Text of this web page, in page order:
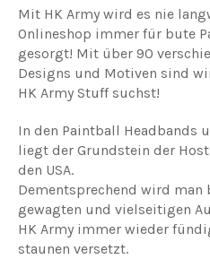
Mit HK Army wird es nie
Onlineshop immer für bute
gesorgt! Mit über 90
Designs und Motiven sind
HK Army Stuff suchst!
In den Paintball Headbands
liegt der Grundstein der
den USA.
Dementsprechend wird man
gewagten und vielseitigen
HK Army immer wieder
staunen versetzt.